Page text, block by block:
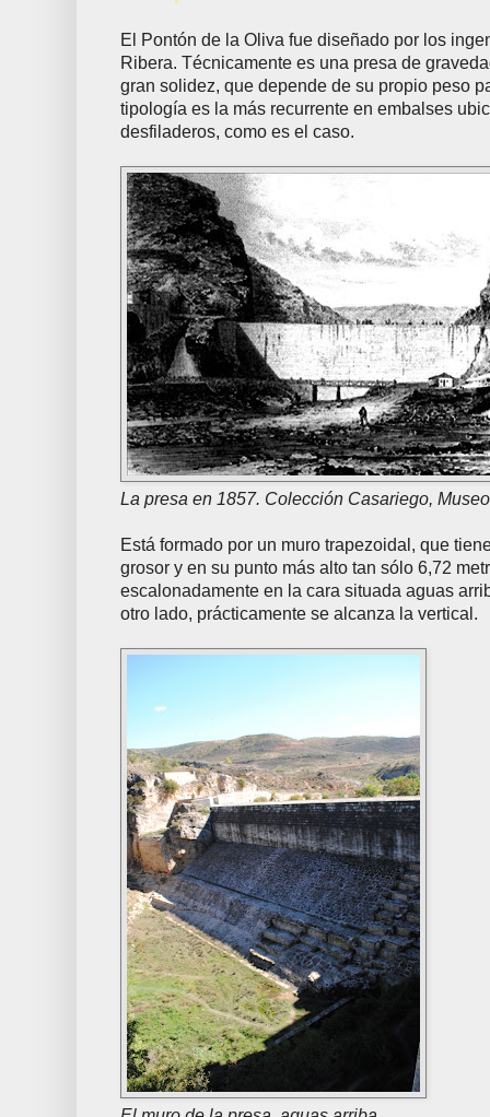
El Pontón de la Oliva fue diseñado por los
Ribera. Técnicamente es una presa de
gran solidez, que depende de su propio peso
tipología es la más recurrente en embalses
desfiladeros, como es el caso.
La presa en 1857. Colección Casariego,
Está formado por un muro trapezoidal, que
grosor y en su punto más alto tan sólo 6,72
escalonadamente en la cara situada aguas
otro lado, prácticamente se alcanza la vertical.